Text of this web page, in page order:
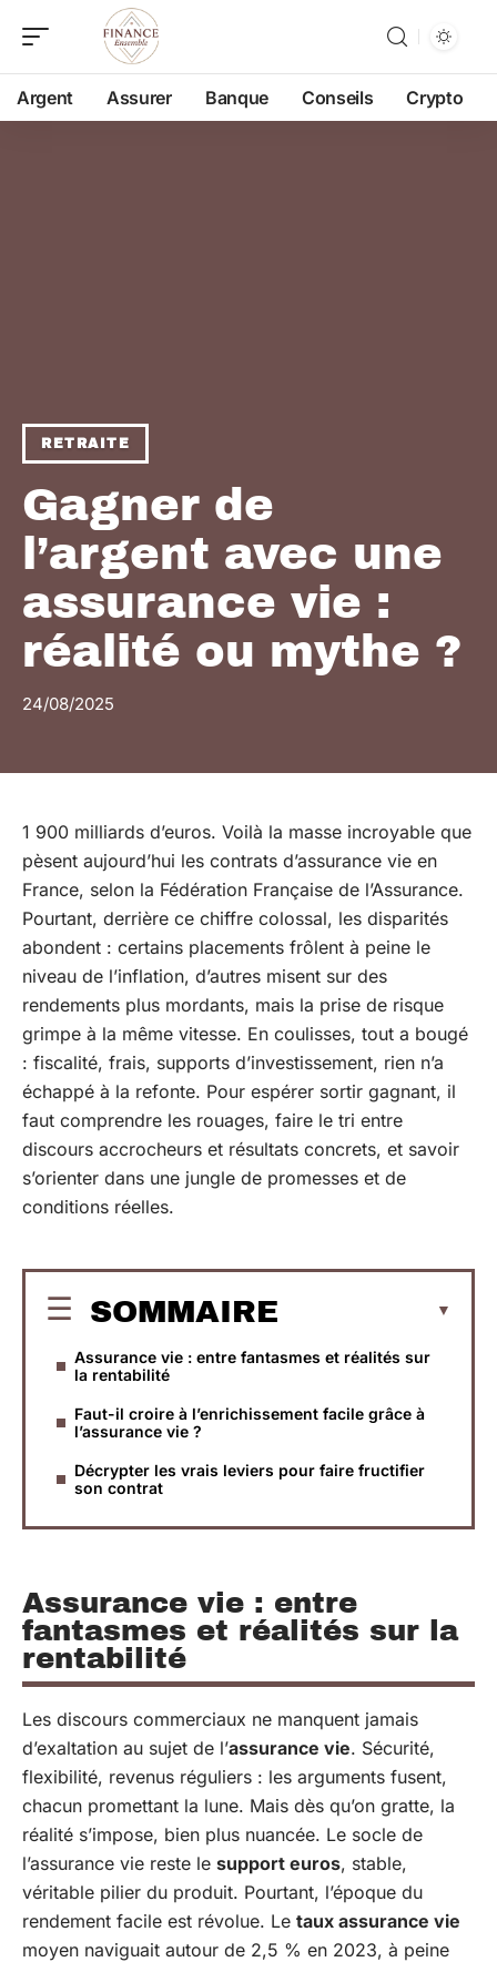
Argent Assurer Banque Conseils Crypto
RETRAITE
Gagner de
l’argent avec une
assurance vie :
réalité ou mythe ?
24/08/2025
1 900 milliards d’euros. Voilà la masse incroyable que
pèsent aujourd’hui les contrats d’assurance vie en
France, selon la Fédération Française de l’Assurance.
Pourtant, derrière ce chiffre colossal, les disparités
abondent : certains placements frôlent à peine le
niveau de l’inflation, d’autres misent sur des
rendements plus mordants, mais la prise de risque
grimpe à la même vitesse. En coulisses, tout a bougé
: fiscalité, frais, supports d’investissement, rien n’a
échappé à la refonte. Pour espérer sortir gagnant, il
faut comprendre les rouages, faire le tri entre
discours accrocheurs et résultats concrets, et savoir
s’orienter dans une jungle de promesses et de
conditions réelles.
SOMMAIRE
Assurance vie : entre fantasmes et réalités sur
la rentabilité
Faut-il croire à l’enrichissement facile grâce à
l’assurance vie ?
Décrypter les vrais leviers pour faire fructifier
son contrat
Assurance vie : entre
fantasmes et réalités sur la
rentabilité
Les discours commerciaux ne manquent jamais
d’exaltation au sujet de l’assurance vie. Sécurité,
flexibilité, revenus réguliers : les arguments fusent,
chacun promettant la lune. Mais dès qu’on gratte, la
réalité s’impose, bien plus nuancée. Le socle de
l’assurance vie reste le support euros, stable,
véritable pilier du produit. Pourtant, l’époque du
rendement facile est révolue. Le taux assurance vie
moyen naviguait autour de 2,5 % en 2023, à peine